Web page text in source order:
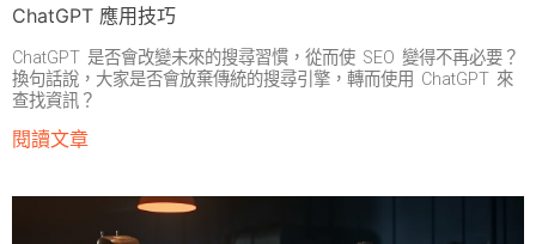
ChatGPT 應用技巧
ChatGPT 是否會改變未來的搜尋習慣，從而使 SEO 變得不再必要？
換句話說，大家是否會放棄傳統的搜尋引擎，轉而使用 ChatGPT 來
查找資訊？
閱讀文章